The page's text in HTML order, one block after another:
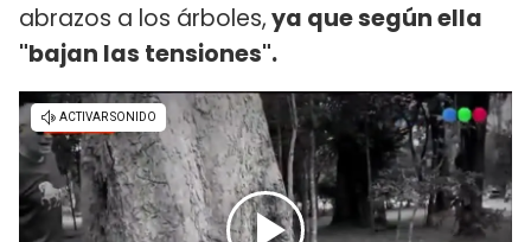
abrazos a los árboles,ya que según ella
"bajan las tensiones".